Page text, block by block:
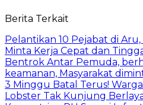
Berita Terkait
Pelantikan 10 Pejabat di
Minta Kerja Cepat dan
Bentrok Antar Pemuda,
keamanan, Masyarakat
3 Minggu Batal Terus!
Lobster Tak Kunjung